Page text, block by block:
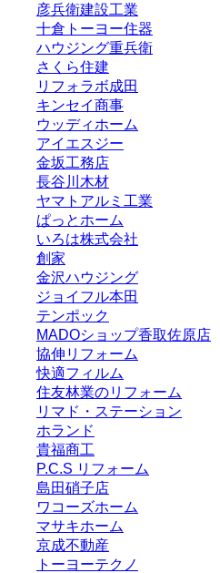
彦兵衛建設工業
十倉トーヨー住器
ハウジング重兵衛
さくら住建
リフォラボ成田
キンセイ商事
ウッディホーム
アイエスジー
金坂工務店
長谷川木材
ヤマトアルミ工業
ぱっとホーム
いろは株式会社
創家
金沢ハウジング
ジョイフル本田
テンポック
MADOショップ香取佐原店
協伸リフォーム
快適フィルム
住友林業のリフォーム
リマド・ステーション
ホランド
貴福商工
P.C.S リフォーム
島田硝子店
ワコーズホーム
マサキホーム
京成不動産
トーヨーテクノ